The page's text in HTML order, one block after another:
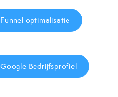
Funnel optimalisatie
Google Bedrijfsprofiel